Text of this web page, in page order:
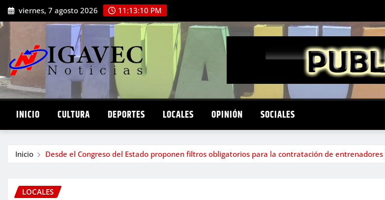
Saltar
al
contenido
viernes, 7 agosto 2026 11:13:11 PM
INICIO CULTURA DEPORTES LOCALES OPINIÓN SOCIALES
Inicio Desde el Congreso del Estado proponen filtros obligatorios para la contratación de
LOCALES